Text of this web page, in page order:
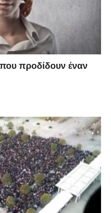
προδίδουν έναν